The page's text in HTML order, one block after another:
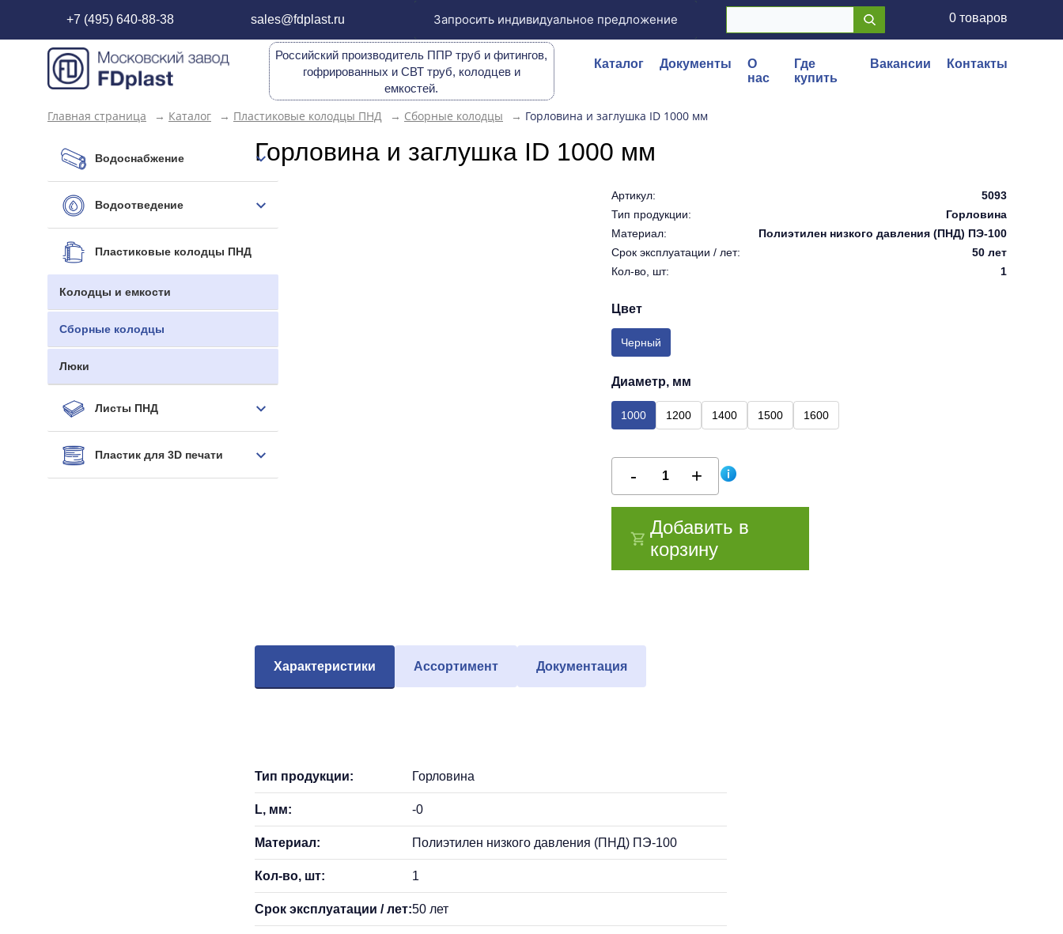
+7 (495) 640-88-38 sales@fdplast.ru Запросить индивидуальное предложение 0 товаров
Российский производитель ППР труб и фитингов,
гофрированных и СВТ труб, колодцев и
емкостей.
Каталог Документы
О
нас
Где
купить
Вакансии Контакты
Главная страница → Каталог → Пластиковые колодцы ПНД → Сборные колодцы → Горловина и заглушка ID 1000 мм
Водоснабжение
Водоотведение
Пластиковые колодцы ПНД
Колодцы и емкости
Сборные колодцы
Люки
Листы ПНД
Пластик для 3D печати
Горловина и заглушка ID 1000 мм
Артикул:
5093
Тип продукции:
Горловина
Материал:
Полиэтилен низкого давления (ПНД) ПЭ-100
Срок эксплуатации / лет:
50 лет
Кол-во, шт:
1
Цвет
Черный
Диаметр, мм
1000 1200 1400 1500 1600
Добавить в
корзину
Характеристики Ассортимент Документация
Тип продукции: Горловина
L, мм: -0
Материал: Полиэтилен низкого давления (ПНД) ПЭ-100
Кол-во, шт: 1
Срок эксплуатации / лет:50 лет